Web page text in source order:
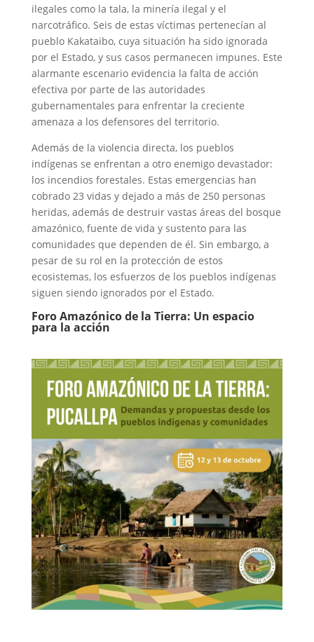
ilegales como la tala, la minería ilegal y el
narcotráfico. Seis de estas víctimas pertenecían al
pueblo Kakataibo, cuya situación ha sido ignorada
por el Estado, y sus casos permanecen impunes. Este
alarmante escenario evidencia la falta de acción
efectiva por parte de las autoridades
gubernamentales para enfrentar la creciente
amenaza a los defensores del territorio.
Además de la violencia directa, los pueblos
indígenas se enfrentan a otro enemigo devastador:
los incendios forestales. Estas emergencias han
cobrado 23 vidas y dejado a más de 250 personas
heridas, además de destruir vastas áreas del bosque
amazónico, fuente de vida y sustento para las
comunidades que dependen de él. Sin embargo, a
pesar de su rol en la protección de estos
ecosistemas, los esfuerzos de los pueblos indígenas
siguen siendo ignorados por el Estado.
Foro Amazónico de la Tierra: Un espacio
para la acción